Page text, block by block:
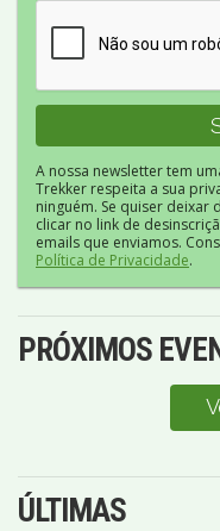
A nossa newsletter tem
Trekker respeita a sua
ninguém. Se quiser deixar
clicar no link de
emails que enviamos.
Política de Privacidade.
PRÓXIMOS
ÚLTIMAS